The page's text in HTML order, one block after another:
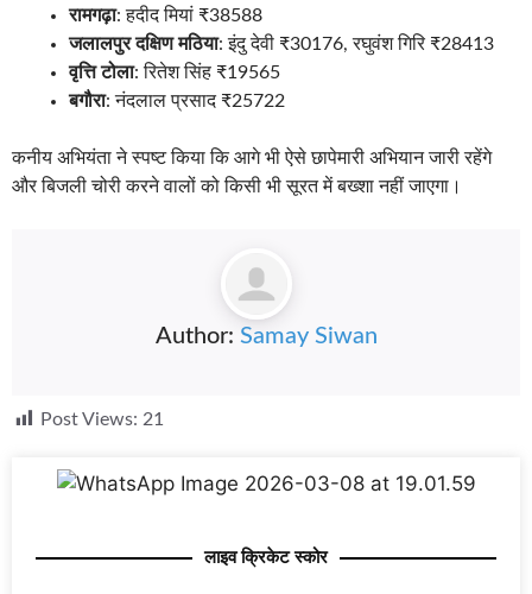
रामगढ़ा: हदीद मियां ₹38588
जलालपुर दक्षिण मठिया: इंदु देवी ₹30176, रघुवंश गिरि ₹28413
वृत्ति टोला: रितेश सिंह ₹19565
बगौरा: नंदलाल प्रसाद ₹25722
कनीय अभियंता ने स्पष्ट किया कि आगे भी ऐसे छापेमारी अभियान जारी रहेंगे
और बिजली चोरी करने वालों को किसी भी सूरत में बख्शा नहीं जाएगा।
Author: Samay Siwan
Post Views: 21
लाइव क्रिकेट स्कोर